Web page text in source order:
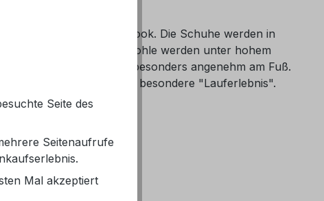
und einzigartigen Look. Die Schuhe werden in
Teilen, bei der oberen Sohle werden unter hohem
Sohle sehr weich und besonders angenehm am Fuß.
Erleben Sie dieses besondere "Lauferlebnis".
Seite des
Seitenaufrufe
Mal akzeptiert